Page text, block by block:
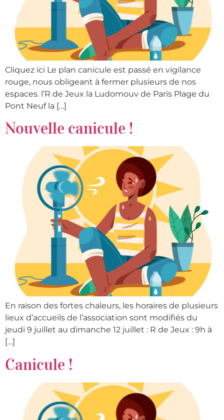
Cliquez ici Le plan canicule est passé en vigilance
rouge, nous obligeant à fermer plusieurs de nos
espaces. l’R de Jeux la Ludomouv de Paris Plage du
Pont Neuf la […]
Nouvelle canicule !
En raison des fortes chaleurs, les horaires de plusieurs
lieux d’accueils de l’association sont modifiés du
jeudi 9 juillet au dimanche 12 juillet : R de Jeux : 9h à
[…]
Canicule !